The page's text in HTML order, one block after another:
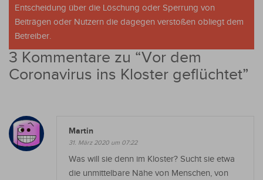
Entscheidung über die Löschung oder Sperrung von
Beiträgen oder Nutzern die dagegen verstoßen obliegt dem
Betreiber.
3 Kommentare zu “Vor dem
Coronavirus ins Kloster geflüchtet”
Martin
31. März 2020 um 07:22
Was will sie denn im Kloster? Sucht sie etwa
die unmittelbare Nähe von Menschen, von